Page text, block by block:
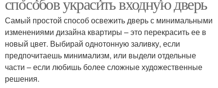
Самый простой способ освежить дверь с минимальными
изменениями дизайна квартиры – это перекрасить ее в
новый цвет. Выбирай однотонную заливку, если
предпочитаешь минимализм, или выдели отдельные
части – если любишь более сложные художественные
решения.